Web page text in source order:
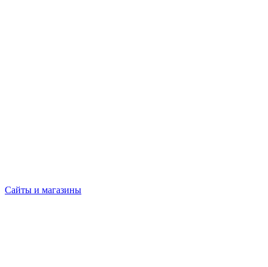
Сайты и магазины